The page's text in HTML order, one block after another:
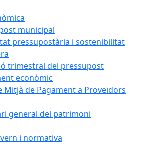
municipal
pressupostària i sostenibilitat
trimestral del pressupost
econòmic
Mitjà de Pagament a Proveïdors
general del patrimoni
i normativa